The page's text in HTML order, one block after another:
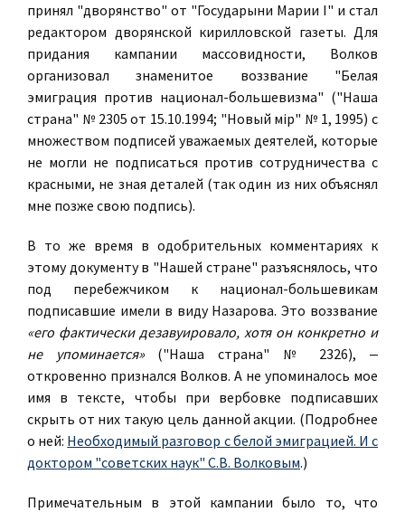
принял "дворянство" от "Государыни Марии I" и стал
редактором дворянской кирилловской газеты. Для
придания кампании массовидности, Волков
организовал знаменитое воззвание "Белая
эмиграция против национал-большевизма" ("Наша
страна" № 2305 от 15.10.1994; "Новый мір" № 1, 1995) с
множеством подписей уважаемых деятелей, которые
не могли не подписаться против сотрудничества с
красными, не зная деталей (так один из них объяснял
мне позже свою подпись).
В то же время в одобрительных комментариях к
этому документу в "Нашей стране" разъяснялось, что
под перебежчиком к национал-большевикам
подписавшие имели в виду Назарова. Это воззвание
«его фактически дезавуировало, хотя он конкретно и
не упоминается»("Наша страна" № 2326), ‒
откровенно признался Волков. А не упоминалось мое
имя в тексте, чтобы при вербовке подписавших
скрыть от них такую цель данной акции. (Подробнее
о ней: Необходимый разговор с белой эмиграцией. И с
доктором "советских наук" С.В. Волковым.)
Примечательным в этой кампании было то, что